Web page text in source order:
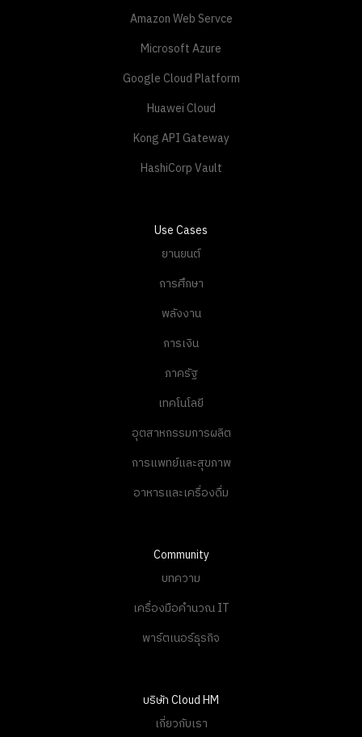
Amazon Web Servce
Microsoft Azure
Google Cloud Platform
Huawei Cloud
Kong API Gateway
HashiCorp Vault
Use Cases
ยานยนต์
การศึกษา
พลังงาน
การเงิน
ภาครัฐ
เทคโนโลยี
อุตสาหกรรมการผลิต
การแพทย์และสุขภาพ
อาหารและเครื่องดื่ม
Community
บทความ
เครื่องมือคำนวณ IT
พาร์ตเนอร์ธุรกิจ
บริษัท Cloud HM
เกี่ยวกับเรา